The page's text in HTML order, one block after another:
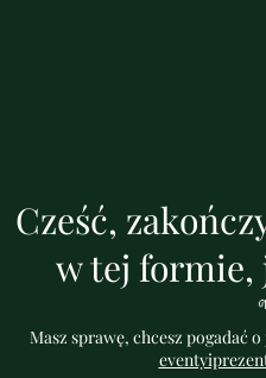
Cześć,
w tej formie,
Masz sprawę, chcesz pogadać